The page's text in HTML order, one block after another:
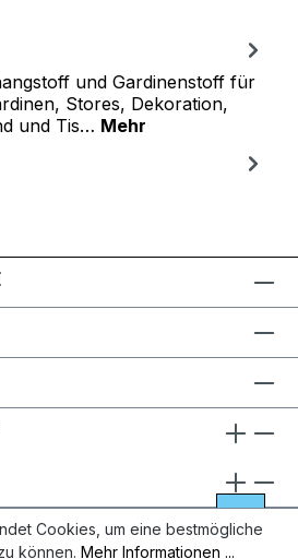
und Gardinenstoff für
Stores, Dekoration,
und Tis… Mehr
Cookies, um eine bestmögliche
können. Mehr Informationen ...